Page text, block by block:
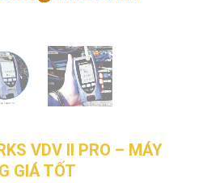
VDV II PRO – MÁY
GIÁ TỐT